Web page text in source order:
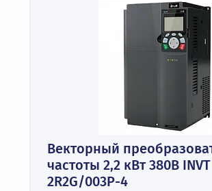
Векторный
частоты 2,2 кВт 380В
2R2G/003P-4